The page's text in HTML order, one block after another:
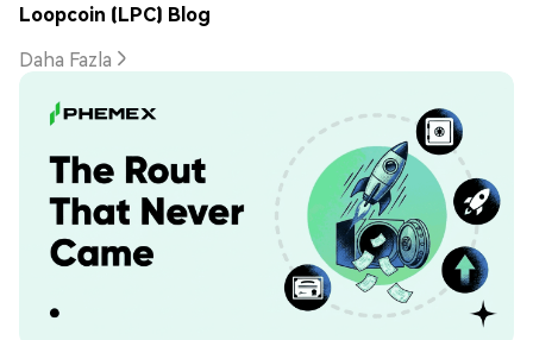
Loopcoin (LPC) Blog
Daha Fazla